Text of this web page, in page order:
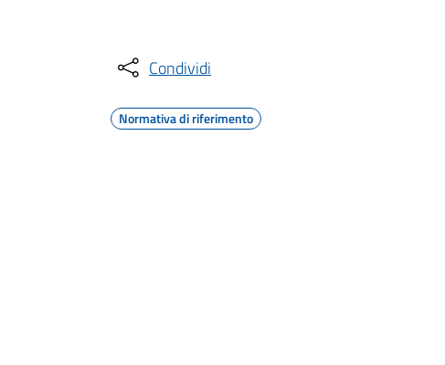
Condividi
Normativa di riferimento